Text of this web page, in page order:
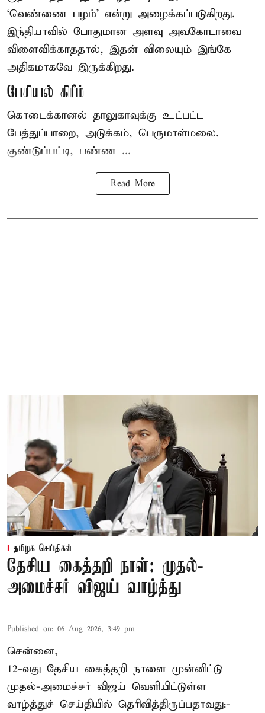
‘வெண்ணை பழம்’ என்று அழைக்கப்படுகிறது.
இந்தியாவில் போதுமான அளவு அவகோடாவை
விளைவிக்காததால், இதன் விலையும் இங்கே
அதிகமாகவே இருக்கிறது.
பேசியல் கிரீம்
கொடைக்கானல் தாலுகாவுக்கு உட்பட்ட
பேத்துப்பாறை, அடுக்கம், பெருமாள்மலை.
குண்டுப்பட்டி, பண்ண ...
Read More
தமிழக செய்திகள்
தேசிய கைத்தறி நாள்: முதல்-
அமைச்சர் விஜய் வாழ்த்து
Published on: 06 Aug 2026, 3:49 pm
சென்னை,
12-வது தேசிய கைத்தறி நாளை முன்னிட்டு
முதல்-அமைச்சர் விஜய் வெளியிட்டுள்ள
வாழ்த்துச் செய்தியில் தெரிவித்திருப்பதாவது:-